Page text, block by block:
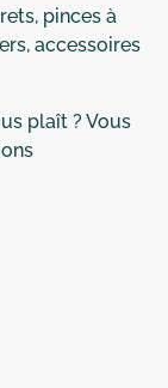
pinces à
accessoires
plaît ? Vous